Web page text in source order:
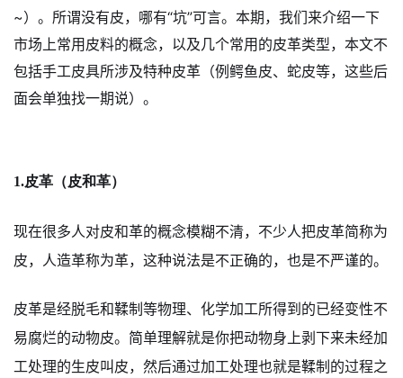
~）。所谓没有皮，哪有“坑”可言。本期，我们来介绍一下
市场上常用皮料的概念，以及几个常用的皮革类型，本文不
包括手工皮具所涉及特种皮革（例鳄鱼皮、蛇皮等，这些后
面会单独找一期说）。
1.皮革（皮和革）
现在很多人对皮和革的概念模糊不清，不少人把皮革简称为
皮，人造革称为革，这种说法是不正确的，也是不严谨的。
皮革是经脱毛和鞣制等物理、化学加工所得到的已经变性不
易腐烂的动物皮。简单理解就是你把动物身上剥下来未经加
工处理的生皮叫皮，然后通过加工处理也就是鞣制的过程之